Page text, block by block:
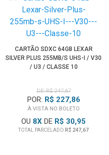
CARTÃO SDXC 64GB LEXAR
SILVER PLUS 255MB/S UHS-I / V30
/ U3 / CLASSE 10
DE: R$ 247,67
POR: R$ 227,86
À VISTA NO BOLETO
OU 8X DE R$ 30,95
TOTAL PARCELADO R$ 247,67